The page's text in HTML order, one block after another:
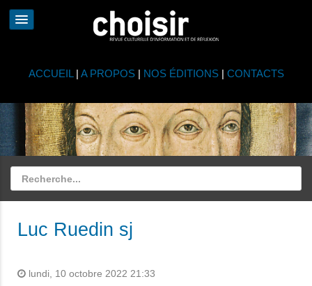
ACCUEIL | A PROPOS| NOS ÉDITIONS| CONTACTS
Luc Ruedin sj
lundi, 10 octobre 2022 21:33